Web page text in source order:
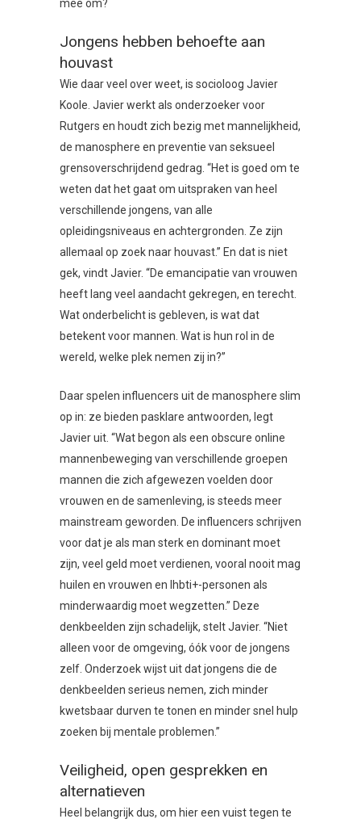
mee om?
Jongens hebben behoefte aan
houvast
Wie daar veel over weet, is socioloog Javier
Koole. Javier werkt als onderzoeker voor
Rutgers en houdt zich bezig met mannelijkheid,
de manosphere en preventie van seksueel
grensoverschrijdend gedrag. “Het is goed om te
weten dat het gaat om uitspraken van heel
verschillende jongens, van alle
opleidingsniveaus en achtergronden. Ze zijn
allemaal op zoek naar houvast.” En dat is niet
gek, vindt Javier. “De emancipatie van vrouwen
heeft lang veel aandacht gekregen, en terecht.
Wat onderbelicht is gebleven, is wat dat
betekent voor mannen. Wat is hun rol in de
wereld, welke plek nemen zij in?”
Daar spelen influencers uit de manosphere slim
op in: ze bieden pasklare antwoorden, legt
Javier uit. “Wat begon als een obscure online
mannenbeweging van verschillende groepen
mannen die zich afgewezen voelden door
vrouwen en de samenleving, is steeds meer
mainstream geworden. De influencers schrijven
voor dat je als man sterk en dominant moet
zijn, veel geld moet verdienen, vooral nooit mag
huilen en vrouwen en lhbti+-personen als
minderwaardig moet wegzetten.” Deze
denkbeelden zijn schadelijk, stelt Javier. “Niet
alleen voor de omgeving, óók voor de jongens
zelf. Onderzoek wijst uit dat jongens die de
denkbeelden serieus nemen, zich minder
kwetsbaar durven te tonen en minder snel hulp
zoeken bij mentale problemen.”
Veiligheid, open gesprekken en
alternatieven
Heel belangrijk dus, om hier een vuist tegen te